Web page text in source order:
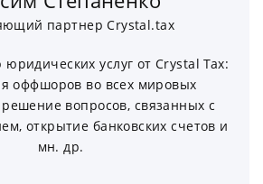
партнер Crystal.tax
услуг от Crystal Tax:
оффшоров во всех мировых
вопросов, связанных с
открытие банковских счетов и
мн. др.